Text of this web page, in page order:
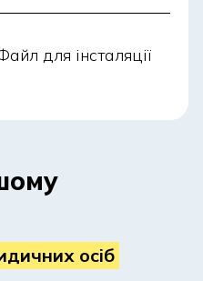
для інсталяції
осіб